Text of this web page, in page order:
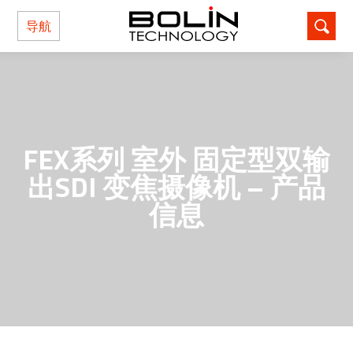
导航
FEX系列 室外 固定型双输
出SDI 变焦摄像机 – 产品
信息